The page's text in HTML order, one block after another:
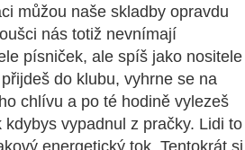
můžou naše skladby opravdu
nás totiž nevnímají
písniček, ale spíš jako nositele
do klubu, vyhrne se na
chlívu a po té hodině vylezeš
vypadnul z pračky. Lidi to